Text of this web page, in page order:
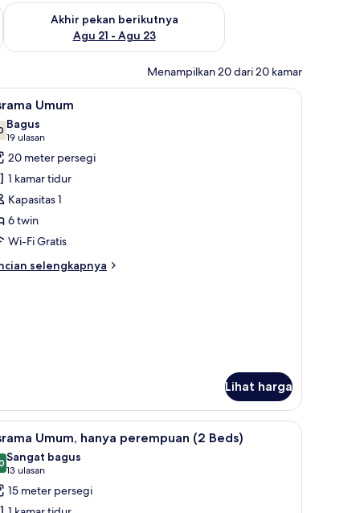
Agu 14 - Agu 16
Akhir pekan berikutnya
Agu 21 - Agu 23
Periksa ketersediaan untuk akhir pekan berikutnya Agu 21 -
Menampilkan 20 dari 20 kamar
setrika/meja setrika Seprai antialergi, tirai kedap cahaya, dan
25 Umum
dari 10
Bagus
19 ulasan
(19
ulasan)
20 meter persegi
1 kamar tidur
Kapasitas 1
6 twin
Wi-Fi Gratis
selengkapnya
Lihat harga
setrika/meja setrika Seprai antialergi, tirai kedap cahaya, dan
25 Umum, hanya perempuan (2 Beds)
dari 10
Sangat bagus
13 ulasan
(13
ulasan)
15 meter persegi